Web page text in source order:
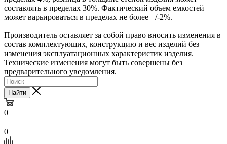
составлять в пределах 30%. Фактический объем емкостей
может варьироваться в пределах не более +/-2%.
Производитель оставляет за собой право вносить изменения в
состав комплектующих, конструкцию и вес изделий без
изменения эксплуатационных характеристик изделия.
Технические изменения могут быть совершены без
предварительного уведомления.
Найти
0
0